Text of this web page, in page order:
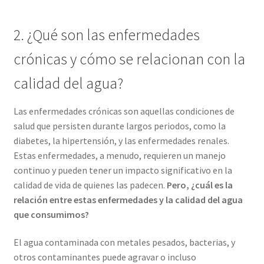
2. ¿Qué son las enfermedades
crónicas y cómo se relacionan con la
calidad del agua?
Las enfermedades crónicas son aquellas condiciones de
salud que persisten durante largos periodos, como la
diabetes, la hipertensión, y las enfermedades renales.
Estas enfermedades, a menudo, requieren un manejo
continuo y pueden tener un impacto significativo en la
calidad de vida de quienes las padecen. Pero, ¿cuál es la
relación entre estas enfermedades y la calidad del agua
que consumimos?
El agua contaminada con metales pesados, bacterias, y
otros contaminantes puede agravar o incluso